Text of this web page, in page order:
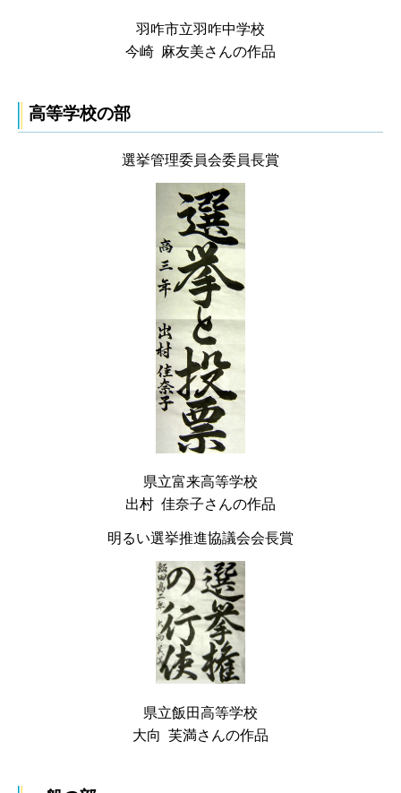
羽咋市立羽咋中学校
今崎 麻友美さんの作品
高等学校の部
選挙管理委員会委員長賞
県立富来高等学校
出村 佳奈子さんの作品
明るい選挙推進協議会会長賞
県立飯田高等学校
大向 芙満さんの作品